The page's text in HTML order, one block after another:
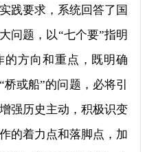
践要求，系统回答了国
问题，以“七个要”指明
的方向和重点，既明确
或船”的问题，必将引
强历史主动，积极识变
的着力点和落脚点，加